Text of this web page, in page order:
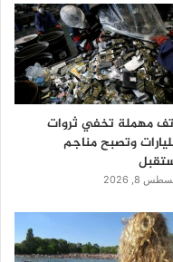
مهملة تخفي ثروات
وتصبح مناجم
8, 2026